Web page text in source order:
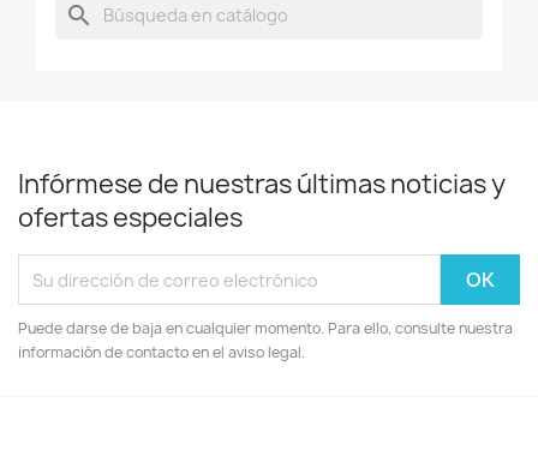
search
Infórmese de nuestras últimas noticias y
ofertas especiales
Puede darse de baja en cualquier momento. Para ello, consulte nuestra
información de contacto en el aviso legal.